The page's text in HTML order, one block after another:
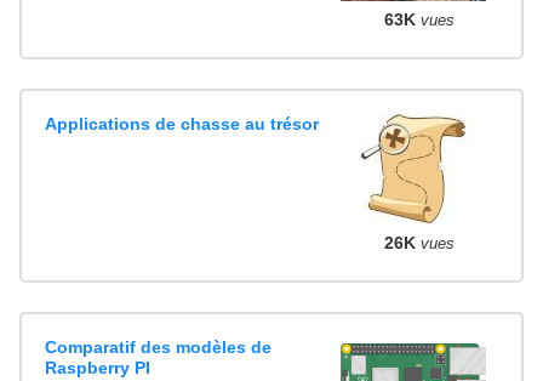
63K vues
Applications de chasse au trésor
26K vues
Comparatif des modèles de
Raspberry PI